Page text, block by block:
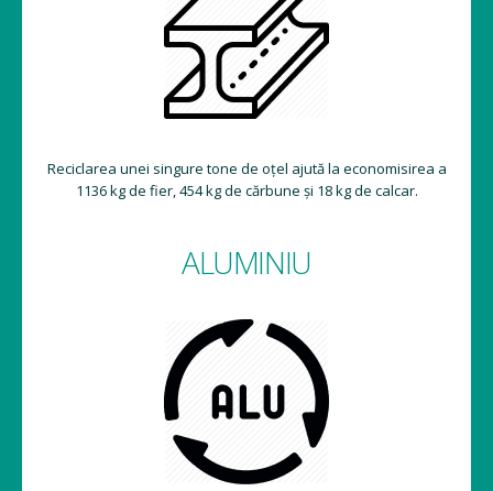
Reciclarea unei singure tone de oțel ajută la economisirea a
1136 kg de fier, 454 kg de cărbune și 18 kg de calcar.
ALUMINIU